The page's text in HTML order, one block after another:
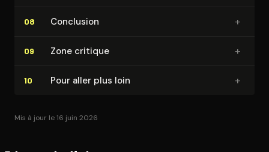
08 Conclusion +
09 Zone critique +
10 Pour aller plus loin +
Mis à jour le 16 juin 2026